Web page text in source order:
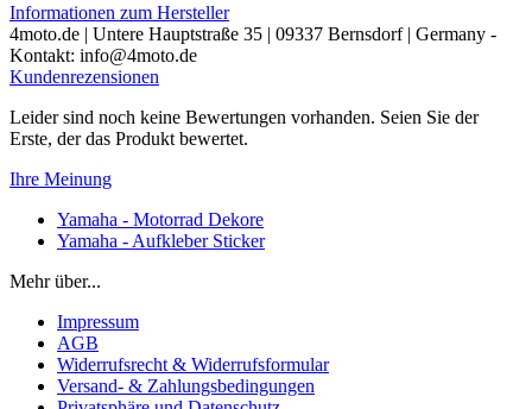
Informationen zum Hersteller
4moto.de | Untere Hauptstraße 35 | 09337 Bernsdorf | Germany -
Kontakt: info@4moto.de
Kundenrezensionen
Leider sind noch keine Bewertungen vorhanden. Seien Sie der
Erste, der das Produkt bewertet.
Ihre Meinung
Yamaha - Motorrad Dekore
Yamaha - Aufkleber Sticker
Mehr über...
Impressum
AGB
Widerrufsrecht & Widerrufsformular
Versand- & Zahlungsbedingungen